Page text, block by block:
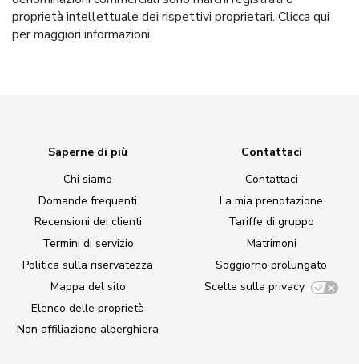
proprietà intellettuale dei rispettivi proprietari. Clicca qui
per maggiori informazioni.
Saperne di più
Chi siamo
Domande frequenti
Recensioni dei clienti
Termini di servizio
Politica sulla riservatezza
Mappa del sito
Elenco delle proprietà
Non affiliazione alberghiera
Contattaci
Contattaci
La mia prenotazione
Tariffe di gruppo
Matrimoni
Soggiorno prolungato
Scelte sulla privacy